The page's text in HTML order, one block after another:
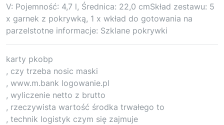
V: Pojemność: 4,7 l, Średnica: 22,0 cmSkład zestawu: 5
x garnek z pokrywką, 1 x wkład do gotowania na
parzeIstotne informacje: Szklane pokrywki
karty pkobp
, czy trzeba nosic maski
, www.m.bank logowanie.pl
, wyliczenie netto z brutto
, rzeczywista wartość środka trwałego to
, technik logistyk czym się zajmuje